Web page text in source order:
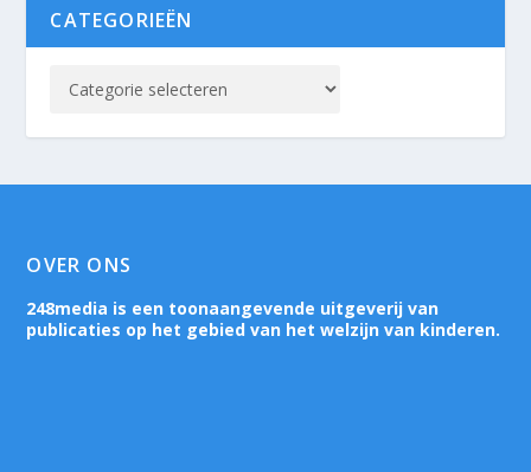
CATEGORIEËN
OVER ONS
248media is een toonaangevende uitgeverij van
publicaties op het gebied van het welzijn van kinderen.